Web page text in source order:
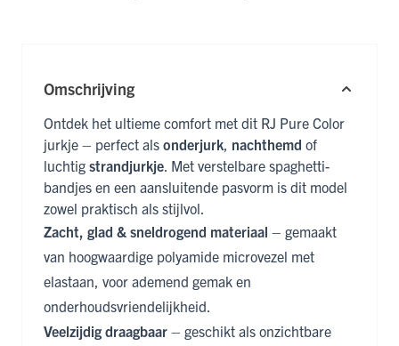
Omschrijving
Ontdek het ultieme comfort met dit RJ Pure Color
jurkje – perfect als onderjurk, nachthemd of
luchtig strandjurkje. Met verstelbare spaghetti-
bandjes en een aansluitende pasvorm is dit model
zowel praktisch als stijlvol.
Zacht, glad & sneldrogend materiaal – gemaakt
van hoogwaardige polyamide microvezel met
elastaan, voor ademend gemak en
onderhoudsvriendelijkheid.
Veelzijdig draagbaar – geschikt als onzichtbare